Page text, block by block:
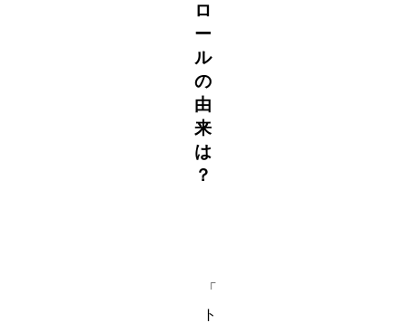
ロ
ー
ル
の
由
来
は
？
「
ト